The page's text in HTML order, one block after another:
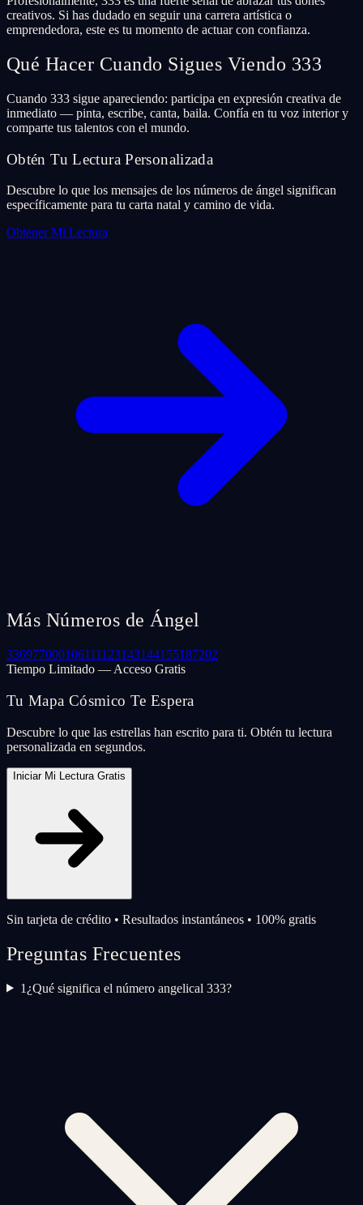
creativos. Si has dudado en seguir una carrera artística o
emprendedora, este es tu momento de actuar con confianza.
Qué Hacer Cuando Sigues Viendo 333
Cuando 333 sigue apareciendo: participa en expresión creativa de
inmediato — pinta, escribe, canta, baila. Confía en tu voz interior y
comparte tus talentos con el mundo.
Obtén Tu Lectura Personalizada
Descubre lo que los mensajes de los números de ángel significan
específicamente para tu carta natal y camino de vida.
Obtener Mi Lectura
Más Números de Ángel
336977000106111123143144155187202
Tiempo Limitado — Acceso Gratis
Tu Mapa Cósmico Te Espera
Descubre lo que las estrellas han escrito para ti. Obtén tu lectura
personalizada en segundos.
Iniciar Mi Lectura Gratis
Sin tarjeta de crédito • Resultados instantáneos • 100% gratis
Preguntas Frecuentes
1 ¿Qué significa el número angelical 333?